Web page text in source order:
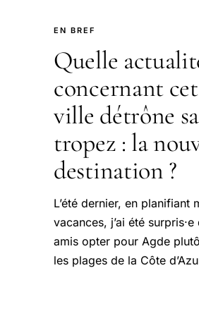
EN BREF
Quelle
concernant
ville détrône
tropez : la
destination ?
L’été dernier, en planifiant
vacances, j’ai été
amis opter pour Agde
les plages de la Côte